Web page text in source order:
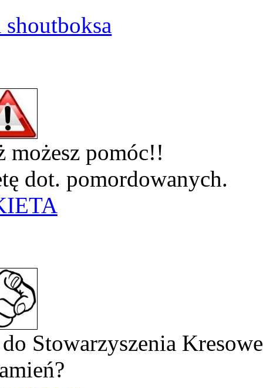
możesz pomóc!!
dot. pomordowanych.
Stowarzyszenia